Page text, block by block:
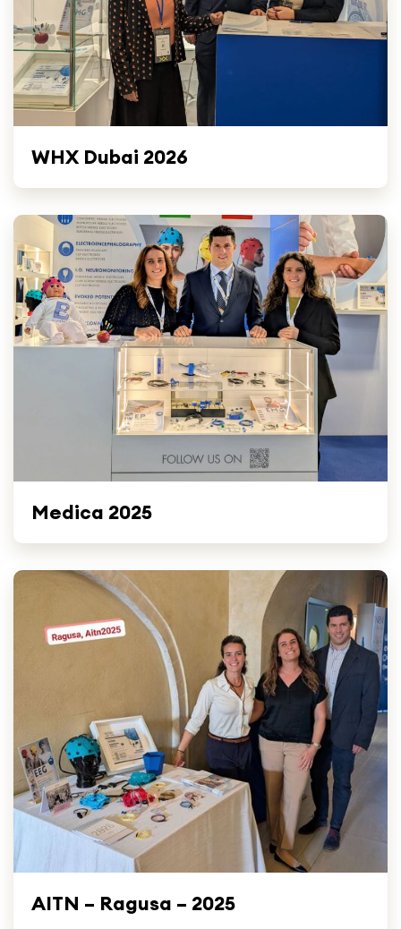
WHX Dubai 2026
Medica 2025
AITN – Ragusa – 2025